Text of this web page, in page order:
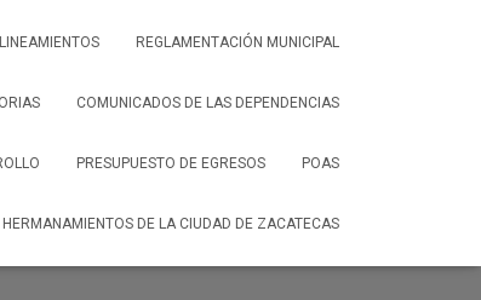
REGLAMENTACIÓN MUNICIPAL
COMUNICADOS DE LAS DEPENDENCIAS
PRESUPUESTO DE EGRESOS POAS
HERMANAMIENTOS DE LA CIUDAD DE ZACATECAS